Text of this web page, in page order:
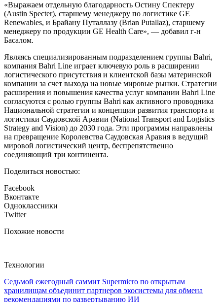
«Выражаем отдельную благодарность Остину Спектеру
(Austin Specter), старшему менеджеру по логистике GE
Renewables, и Брайану Путаллазу (Brian Putallaz), старшему
менеджеру по продукции GE Health Care», — добавил г-н
Басалом.
Являясь специализированным подразделением группы Bahri,
компания Bahri Line играет ключевую роль в расширении
логистического присутствия и клиентской базы материнской
компании за счет выхода на новые мировые рынки. Стратегии
расширения и повышения качества услуг компании Bahri Line
согласуются с ролью группы Bahri как активного проводника
Национальной стратегии и концепции развития транспорта и
логистики Саудовской Аравии (National Transport and Logistics
Strategy and Vision) до 2030 года. Эти программы направлены
на превращение Королевства Саудовская Аравия в ведущий
мировой логистический центр, беспрепятственно
соединяющий три континента.
Поделиться новостью:
Facebook
Вконтакте
Одноклассники
Twitter
Похожие новости
Технологии
Седьмой ежегодный саммит Supermicro по открытым
хранилищам объединит партнеров экосистемы для обмена
рекомендациями по развертыванию ИИ